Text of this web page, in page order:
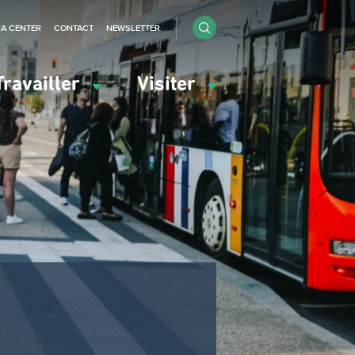
Visiter
CENTER CONTACT NEWSLETTER